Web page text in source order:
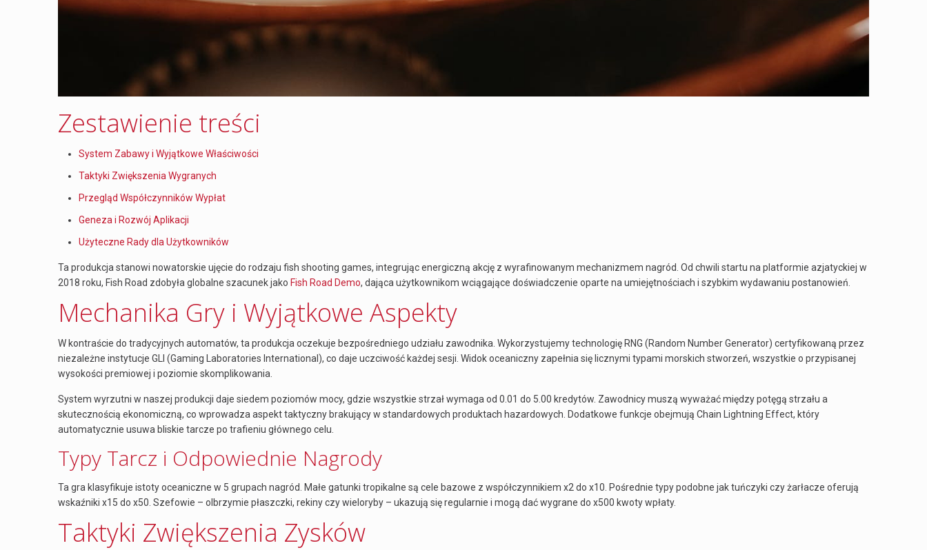
Zestawienie treści
System Zabawy i Wyjątkowe Właściwości
Taktyki Zwiększenia Wygranych
Przegląd Współczynników Wypłat
Geneza i Rozwój Aplikacji
Użyteczne Rady dla Użytkowników
Ta produkcja stanowi nowatorskie ujęcie do rodzaju fish shooting games, integrując energiczną akcję z wyrafinowanym mechanizmem nagród. Od chwili startu na platformie azjatyckiej w
2018 roku, Fish Road zdobyła globalne szacunek jako Fish Road Demo, dająca użytkownikom wciągające doświadczenie oparte na umiejętnościach i szybkim wydawaniu postanowień.
Mechanika Gry i Wyjątkowe Aspekty
W kontraście do tradycyjnych automatów, ta produkcja oczekuje bezpośredniego udziału zawodnika. Wykorzystujemy technologię RNG (Random Number Generator) certyfikowaną przez
niezależne instytucje GLI (Gaming Laboratories International), co daje uczciwość każdej sesji. Widok oceaniczny zapełnia się licznymi typami morskich stworzeń, wszystkie o przypisanej
wysokości premiowej i poziomie skomplikowania.
System wyrzutni w naszej produkcji daje siedem poziomów mocy, gdzie wszystkie strzał wymaga od 0.01 do 5.00 kredytów. Zawodnicy muszą wyważać między potęgą strzału a
skutecznością ekonomiczną, co wprowadza aspekt taktyczny brakujący w standardowych produktach hazardowych. Dodatkowe funkcje obejmują Chain Lightning Effect, który
automatycznie usuwa bliskie tarcze po trafieniu głównego celu.
Typy Tarcz i Odpowiednie Nagrody
Ta gra klasyfikuje istoty oceaniczne w 5 grupach nagród. Małe gatunki tropikalne są cele bazowe z współczynnikiem x2 do x10. Pośrednie typy podobne jak tuńczyki czy żarłacze oferują
wskaźniki x15 do x50. Szefowie – olbrzymie płaszczki, rekiny czy wieloryby – ukazują się regularnie i mogą dać wygrane do x500 kwoty wpłaty.
Taktyki Zwiększenia Zysków